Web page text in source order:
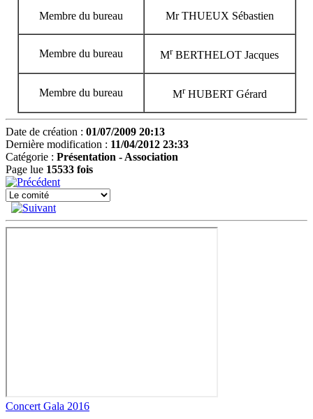
Membre du bureau Mr THUEUX Sébastien
Membre du bureau MrBERTHELOT Jacques
Membre du bureau MrHUBERT Gérard
Date de création : 01/07/2009 20:13
Dernière modification : 11/04/2012 23:33
Catégorie : Présentation - Association
Page lue 15533 fois
Concert Gala 2016